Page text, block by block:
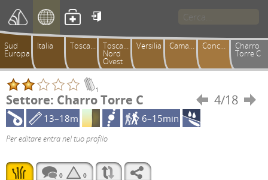

Sud
Europa
Italia Toscana Toscana
Nord
Ovest
Versilia Camaiorese Conchiusori Charro
Torre C
1
Settore: Charro Torre C  4/18 
13–18m
6–15min
Per editare entra nel tuo profilo
0 0